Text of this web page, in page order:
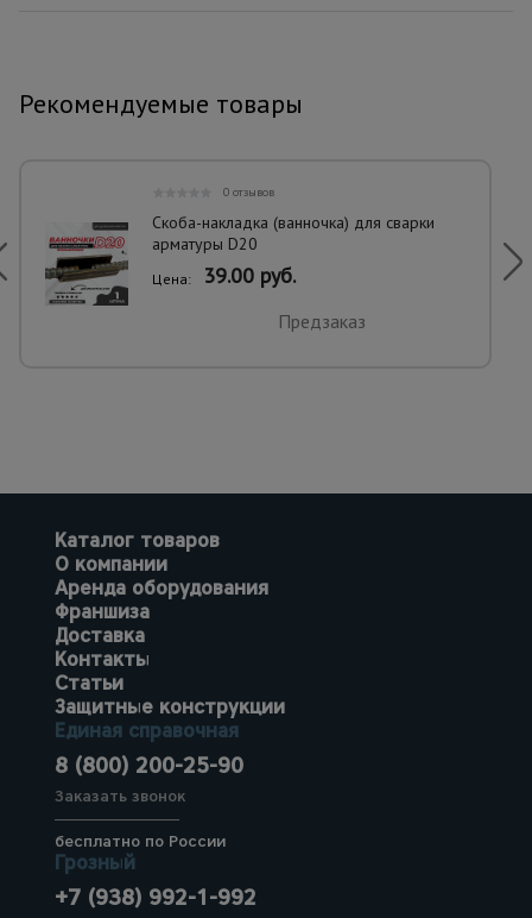
Рекомендуемые товары
0 отзывов
Скоба-накладка (ванночка) для сварки
арматуры D20
Цена: 39.00 руб.
Предзаказ
Каталог товаров
О компании
Аренда оборудования
Франшиза
Доставка
Контакты
Статьи
Защитные конструкции
Единая справочная
8 (800) 200-25-90
Заказать звонок
бесплатно по России
Грозный
+7 (938) 992-1-992